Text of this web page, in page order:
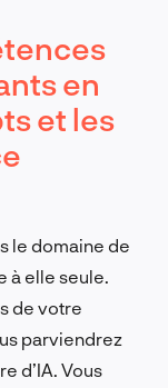
en
et les
le domaine de
à elle seule.
de votre
parviendrez
d’IA. Vous